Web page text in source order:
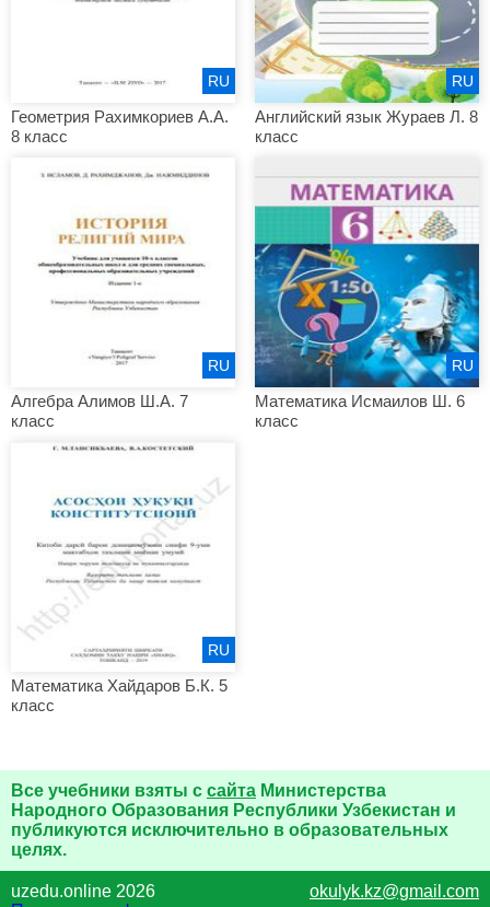
Геометрия Рахимкориев А.А.
8 класс
RU
Английский язык Жураев Л. 8
класс
RU
Алгебра Алимов Ш.А. 7
класс
RU
Математика Исмаилов Ш. 6
класс
RU
Математика Хайдаров Б.К. 5
класс
RU
Все учебники взяты с сайта Министерства
Народного Образования Республики Узбекистан и
публикуются исключительно в образовательных
целях.
uzedu.online 2026
okulyk.kz@gmail.com